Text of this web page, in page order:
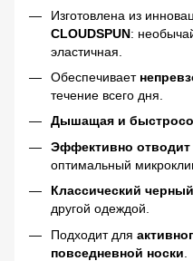
Изготовлена из
CLOUDSPUN:
эластичная.
Обеспечивает
течение всего дня.
Дышащая и
Эффективно отводит
оптимальный
Классический
другой одеждой.
Подходит для
повседневной носки